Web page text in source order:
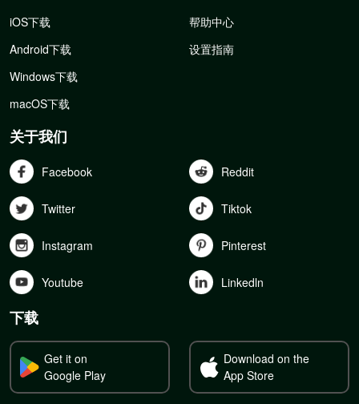
iOS下载
Android下载
Windows下载
macOS下载
帮助中心
设置指南
关于我们
Facebook Reddit
Twitter Tiktok
Instagram Pinterest
Youtube Linkedln
下载
Get it on
Google Play
Download on the
App Store